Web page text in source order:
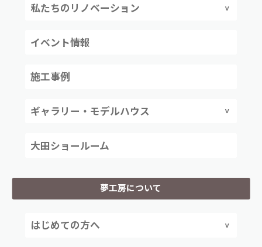
私たちのリノベーション
イベント情報
施工事例
ギャラリー・モデルハウス
大田ショールーム
夢工房について
はじめての方へ